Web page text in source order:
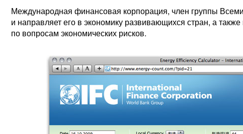
Международная финансовая корпорация, член группы
и направляет его в экономику развивающихся стран, а
по вопросам экономических рисков.